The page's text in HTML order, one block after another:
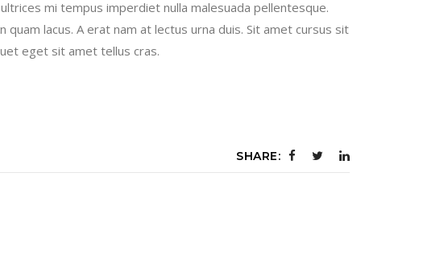
mi tempus imperdiet nulla malesuada pellentesque.
lacus. A erat nam at lectus urna duis. Sit amet cursus sit
eget sit amet tellus cras.
SHARE: